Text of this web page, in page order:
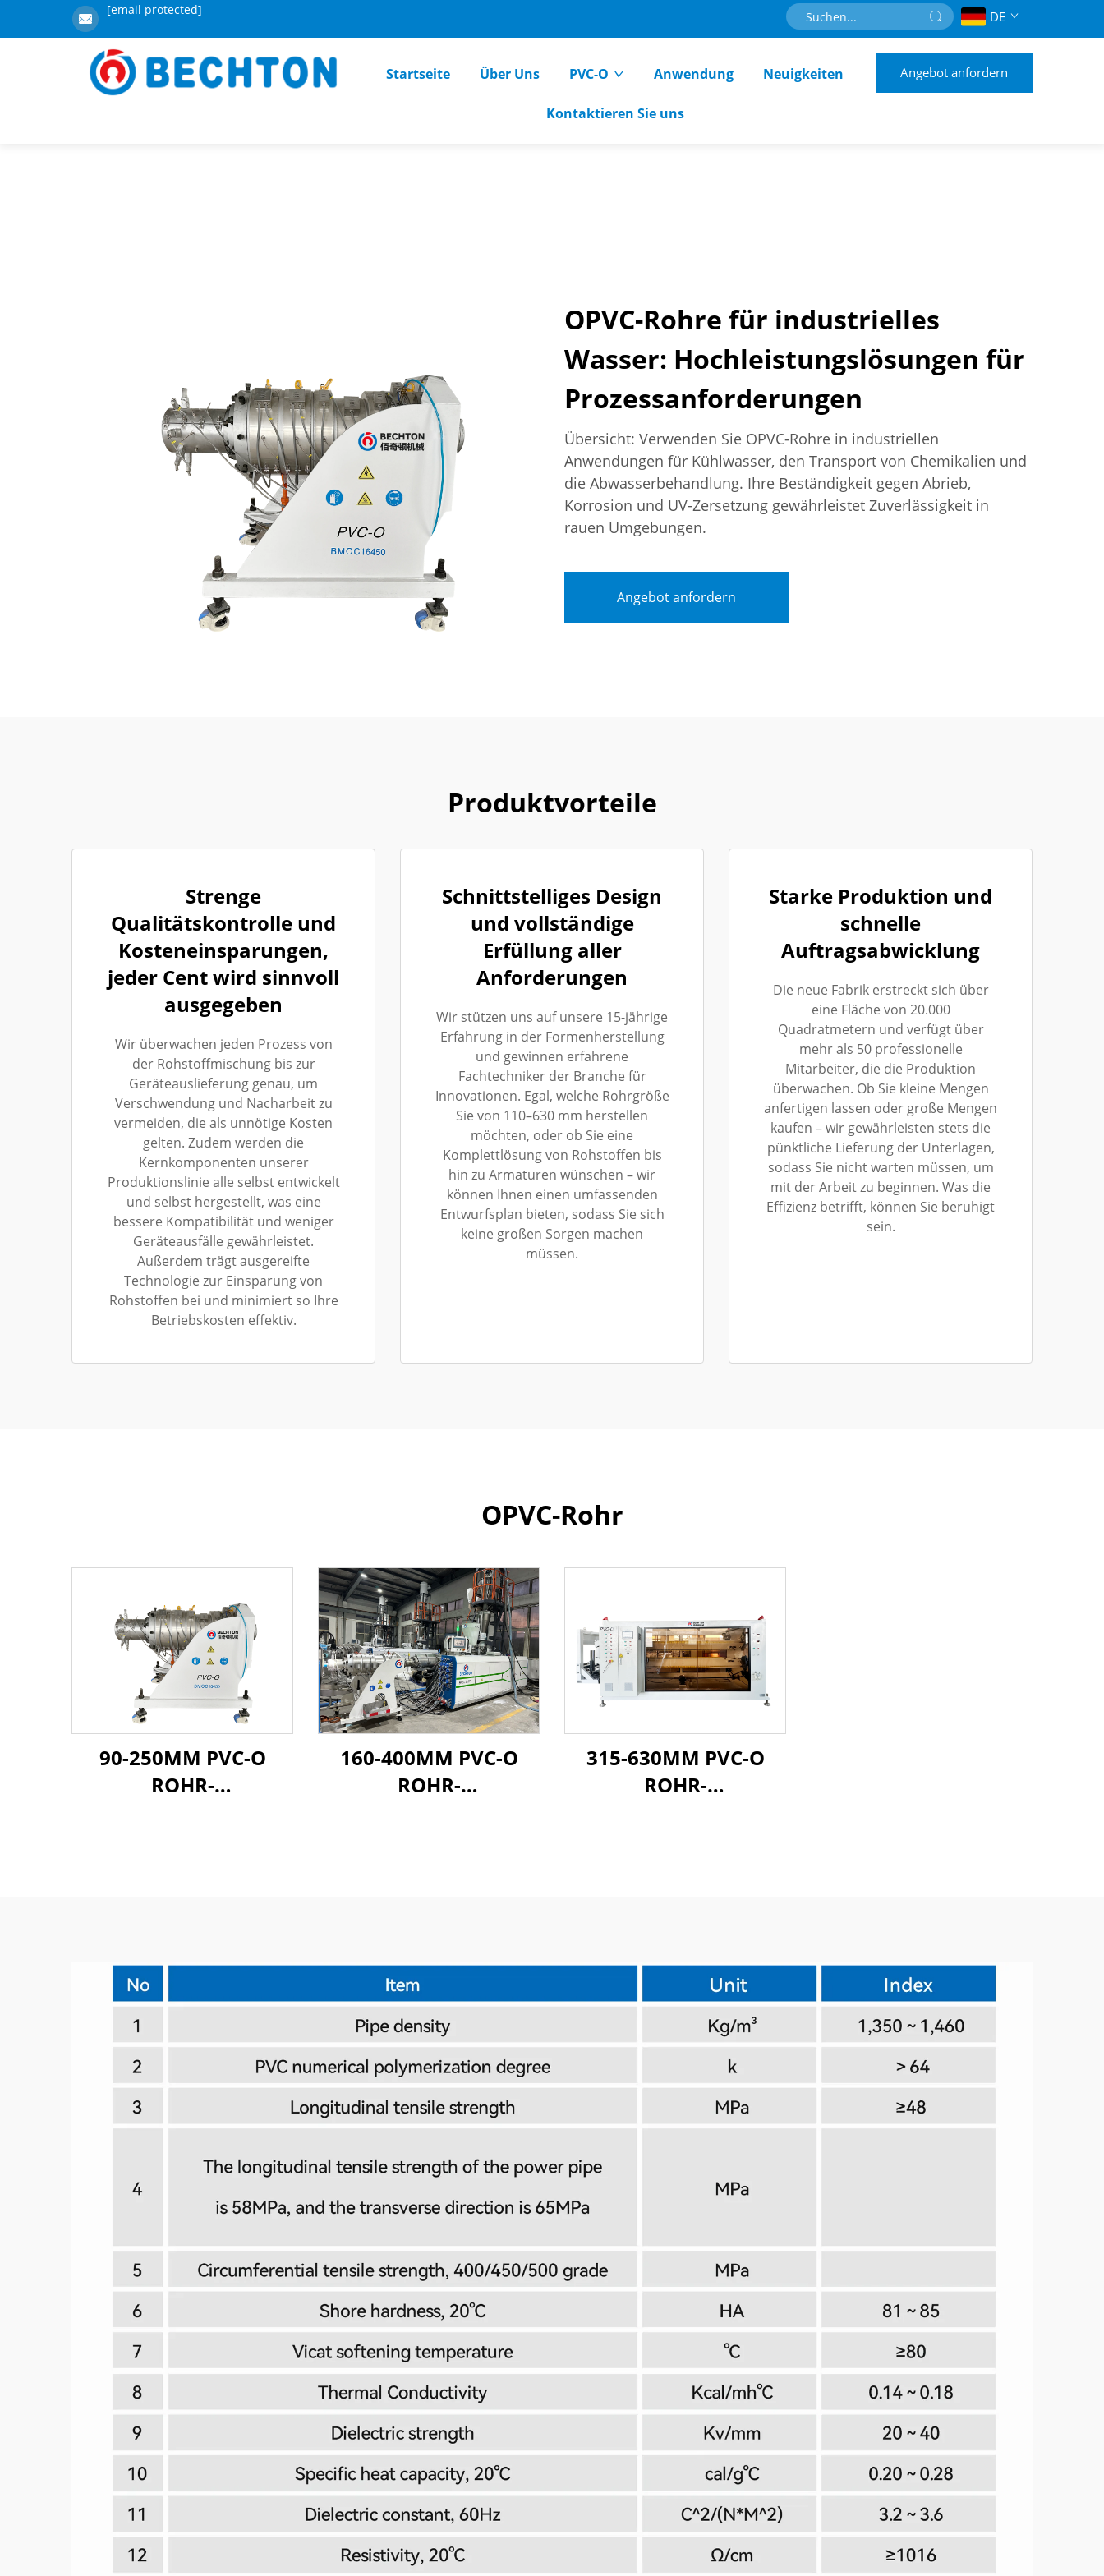
[email protected] DE
Startseite Über Uns PVC-O Anwendung Neuigkeiten
Kontaktieren Sie uns
Angebot anfordern
OPVC-Rohre für industrielles
Wasser: Hochleistungslösungen für
Prozessanforderungen
Übersicht: Verwenden Sie OPVC-Rohre in industriellen
Anwendungen für Kühlwasser, den Transport von Chemikalien und
die Abwasserbehandlung. Ihre Beständigkeit gegen Abrieb,
Korrosion und UV-Zersetzung gewährleistet Zuverlässigkeit in
rauen Umgebungen.
Angebot anfordern
Produktvorteile
Strenge
Qualitätskontrolle und
Kosteneinsparungen,
jeder Cent wird sinnvoll
ausgegeben
Wir überwachen jeden Prozess von
der Rohstoffmischung bis zur
Geräteauslieferung genau, um
Verschwendung und Nacharbeit zu
vermeiden, die als unnötige Kosten
gelten. Zudem werden die
Kernkomponenten unserer
Produktionslinie alle selbst entwickelt
und selbst hergestellt, was eine
bessere Kompatibilität und weniger
Geräteausfälle gewährleistet.
Außerdem trägt ausgereifte
Technologie zur Einsparung von
Rohstoffen bei und minimiert so Ihre
Betriebskosten effektiv.
Schnittstelliges Design
und vollständige
Erfüllung aller
Anforderungen
Wir stützen uns auf unsere 15-jährige
Erfahrung in der Formenherstellung
und gewinnen erfahrene
Fachtechniker der Branche für
Innovationen. Egal, welche Rohrgröße
Sie von 110–630 mm herstellen
möchten, oder ob Sie eine
Komplettlösung von Rohstoffen bis
hin zu Armaturen wünschen – wir
können Ihnen einen umfassenden
Entwurfsplan bieten, sodass Sie sich
keine großen Sorgen machen
müssen.
Starke Produktion und
schnelle
Auftragsabwicklung
Die neue Fabrik erstreckt sich über
eine Fläche von 20.000
Quadratmetern und verfügt über
mehr als 50 professionelle
Mitarbeiter, die die Produktion
überwachen. Ob Sie kleine Mengen
anfertigen lassen oder große Mengen
kaufen – wir gewährleisten stets die
pünktliche Lieferung der Unterlagen,
sodass Sie nicht warten müssen, um
mit der Arbeit zu beginnen. Was die
Effizienz betrifft, können Sie beruhigt
sein.
OPVC-Rohr
90-250MM PVC-O
ROHR-
160-400MM PVC-O
ROHR-
315-630MM PVC-O
ROHR-